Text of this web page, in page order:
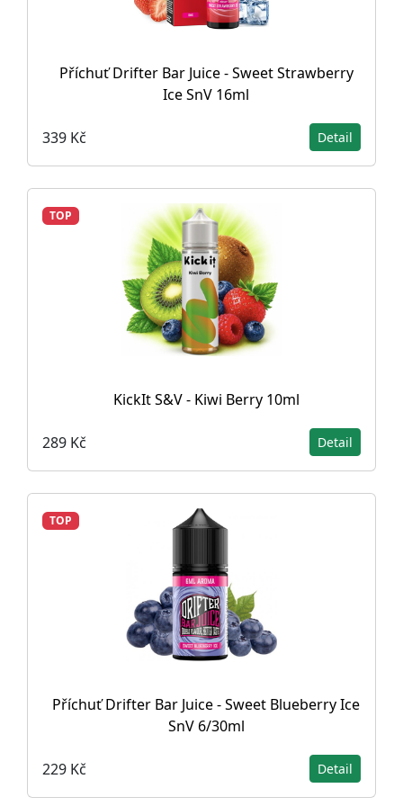
Příchuť Drifter Bar Juice - Sweet Strawberry
Ice SnV 16ml
339 Kč Detail
TOP
KickIt S&V - Kiwi Berry 10ml
289 Kč Detail
TOP
Příchuť Drifter Bar Juice - Sweet Blueberry Ice
SnV 6/30ml
229 Kč Detail